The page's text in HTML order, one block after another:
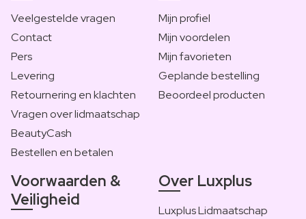
Veelgestelde vragen
Contact
Pers
Levering
Retournering en klachten
Vragen over lidmaatschap
BeautyCash
Bestellen en betalen
Mijn profiel
Mijn voordelen
Mijn favorieten
Geplande bestelling
Beoordeel producten
Voorwaarden &
Veiligheid
Over Luxplus
Luxplus Lidmaatschap